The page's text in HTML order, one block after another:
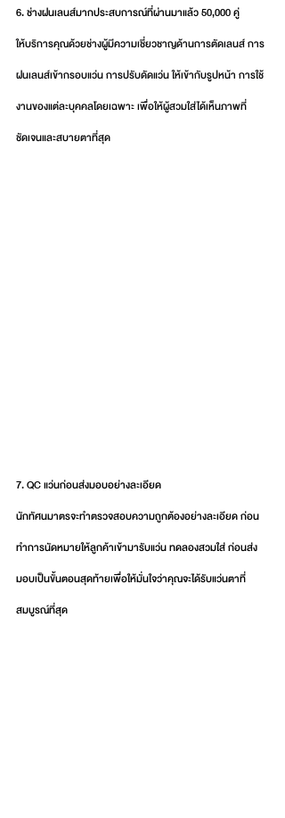
6. ช่างฝนเลนส์มากประสบการณ์ที่ผ่านมาแล้ว 50,000 คู่
ให้บริการคุณด้วยช่างผู้มีความเชี่ยวชาญด้านการตัดเลนส์ การ
ฝนเลนส์เข้ากรอบแว่น การปรับดัดแว่น ให้เข้ากับรูปหน้า การใช้
งานของแต่ละบุคคลโดยเฉพาะ เพื่อให้ผู้สวมใส่ได้เห็นภาพที่
ชัดเจนและสบายตาที่สุด
7. QC แว่นก่อนส่งมอบอย่างละเอียด
นักทัศนมาตรจะทำตรวจสอบความถูกต้องอย่างละเอียด ก่อน
ทำการนัดหมายให้ลูกค้าเข้ามารับแว่น ทดลองสวมใส่ ก่อนส่ง
มอบเป็นขั้นตอนสุดท้ายเพื่อให้มั่นใจว่าคุณจะได้รับแว่นตาที่
สมบูรณ์ที่สุด